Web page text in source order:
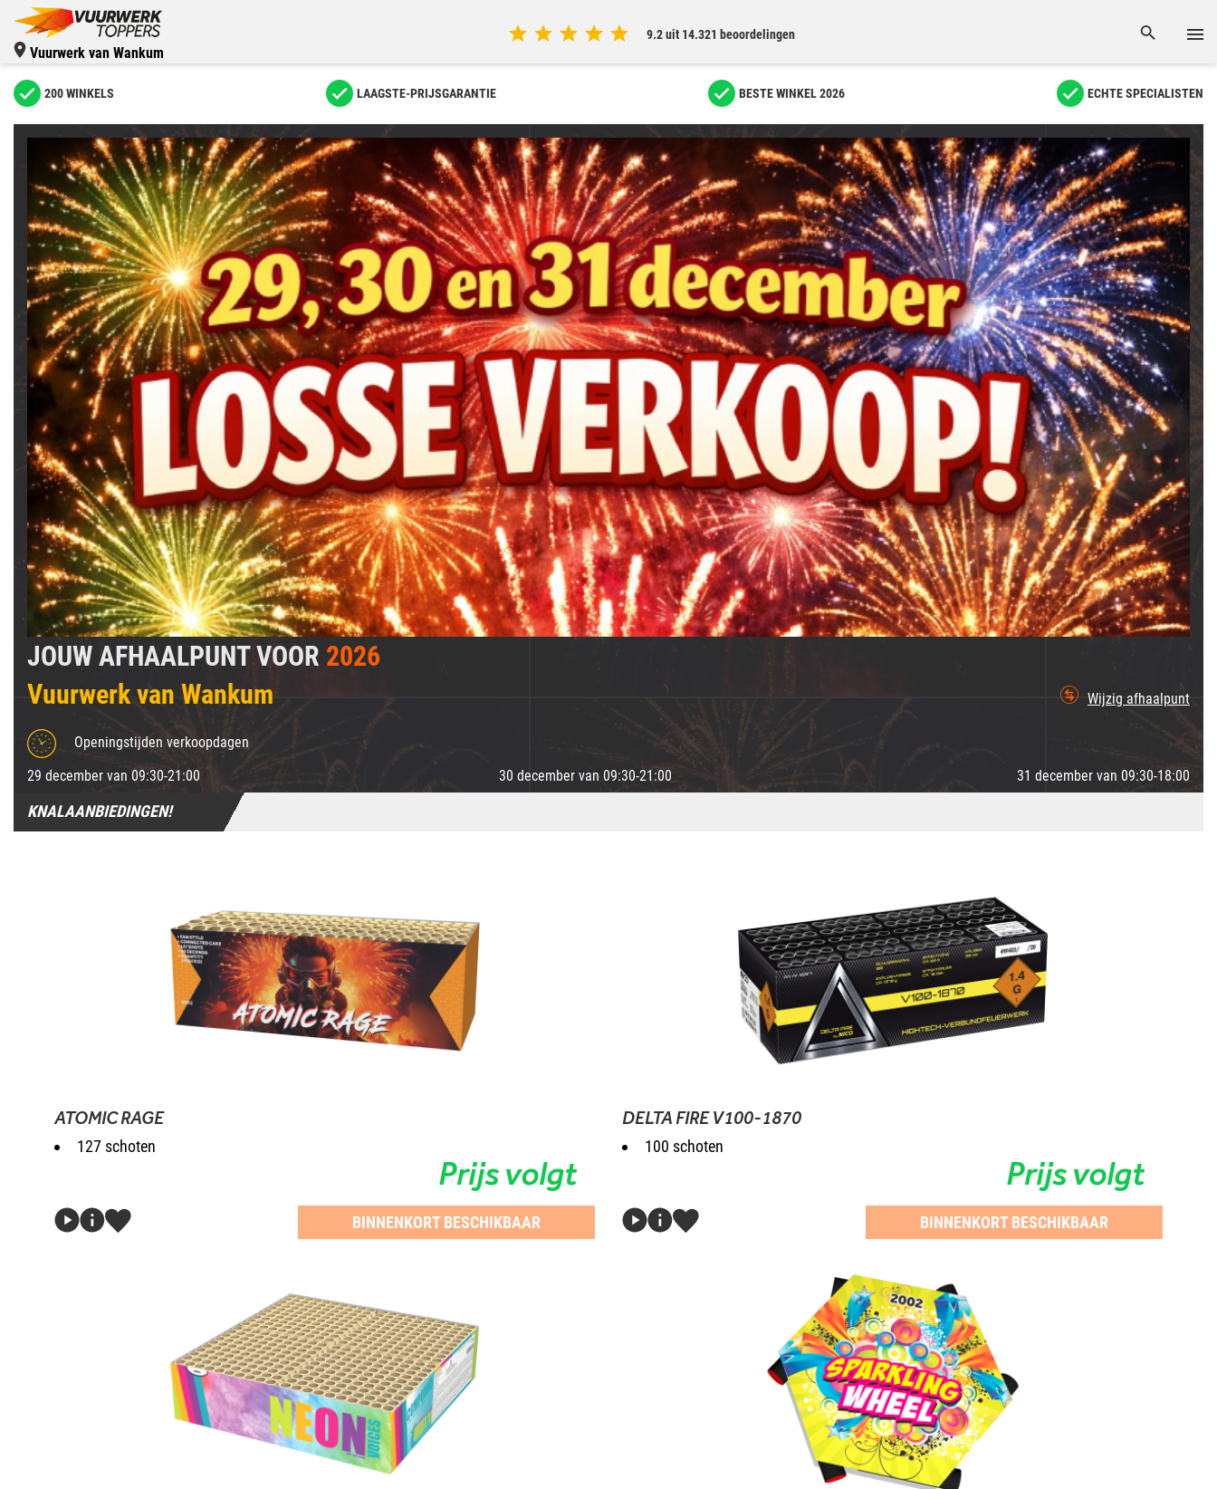
Vuurwerk van Wankum
9.2 uit 14.321 beoordelingen
200 WINKELS LAAGSTE-PRIJSGARANTIE BESTE WINKEL 2026 ECHTE SPECIALISTEN
JOUW AFHAALPUNT VOOR 2026
Vuurwerk van Wankum
Wijzig afhaalpunt
Openingstijden verkoopdagen
29 december van 09:30-21:00
30 december van 09:30-21:00 31 december van 09:30-18:00
KNALAANBIEDINGEN!
ATOMIC RAGE
127 schoten
Prijs volgt
BINNENKORT BESCHIKBAAR
DELTA FIRE V100-1870
100 schoten
Prijs volgt
BINNENKORT BESCHIKBAAR